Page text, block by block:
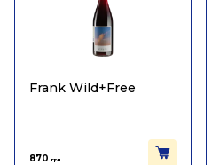
Frank Wild+Free
870 грн.